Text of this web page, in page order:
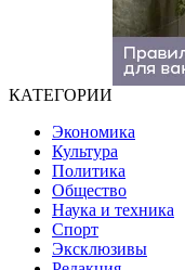
КАТЕГОРИИ
Экономика
Культура
Политика
Общество
Наука и техника
Спорт
Эксклюзивы